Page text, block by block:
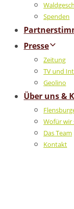
Spenden
Presse
Zeitung
TV und
Geolino
Über uns &
Wofür wir
Das Team
Kontakt